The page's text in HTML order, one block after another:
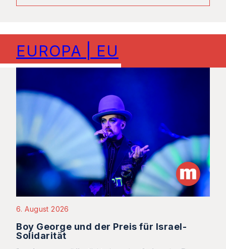
EUROPA | EU
6. August 2026
Boy George und der Preis für Israel-
Solidarität